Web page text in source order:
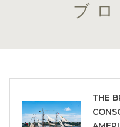
ブ
THE